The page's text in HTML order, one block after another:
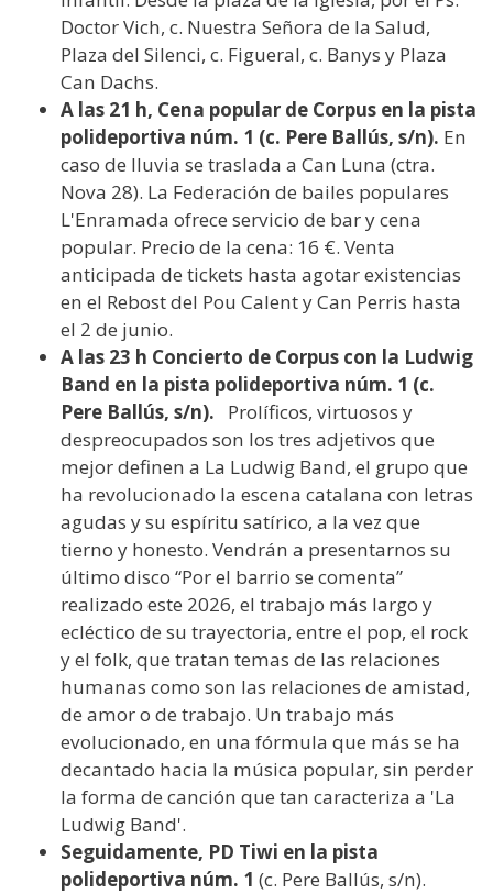
Doctor Vich, c. Nuestra Señora de la Salud,
Plaza del Silenci, c. Figueral, c. Banys y Plaza
Can Dachs.
A las 21 h, Cena popular de Corpus en la pista
polideportiva núm. 1 (c. Pere Ballús, s/n). En
caso de lluvia se traslada a Can Luna (ctra.
Nova 28). La Federación de bailes populares
L'Enramada ofrece servicio de bar y cena
popular. Precio de la cena: 16 €. Venta
anticipada de tickets hasta agotar existencias
en el Rebost del Pou Calent y Can Perris hasta
el 2 de junio.
A las 23 h Concierto de Corpus con la Ludwig
Band en la pista polideportiva núm. 1 (c.
Pere Ballús, s/n).
Prolíficos, virtuosos y
despreocupados son los tres adjetivos que
mejor definen a La Ludwig Band, el grupo que
ha revolucionado la escena catalana con letras
agudas y su espíritu satírico, a la vez que
tierno y honesto. Vendrán a presentarnos su
último disco “Por el barrio se comenta”
realizado este 2026, el trabajo más largo y
ecléctico de su trayectoria, entre el pop, el rock
y el folk, que tratan temas de las relaciones
humanas como son las relaciones de amistad,
de amor o de trabajo. Un trabajo más
evolucionado, en una fórmula que más se ha
decantado hacia la música popular, sin perder
la forma de canción que tan caracteriza a 'La
Ludwig Band'.
Seguidamente, PD Tiwi en la pista
polideportiva núm. 1 (c. Pere Ballús, s/n).